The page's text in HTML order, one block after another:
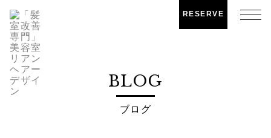
RESERVE
BLOG
ブログ